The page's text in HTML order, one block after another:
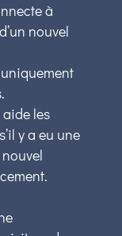
à
nouvel
aide les
y a eu une